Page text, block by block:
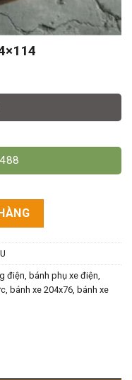
lượng
điện bánh phụ xe điện
bánh xe 204x76 bánh xe